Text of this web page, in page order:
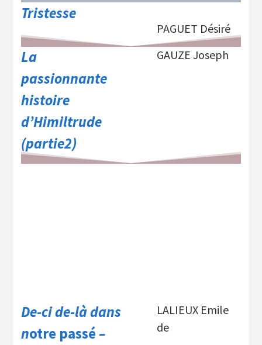
Tristesse
PAGUET Désiré
La
passionnante
histoire
d’Himiltrude
(partie2)
GAUZE Joseph
De-ci de-là dans
notre passé –
LALIEUX Emile
de